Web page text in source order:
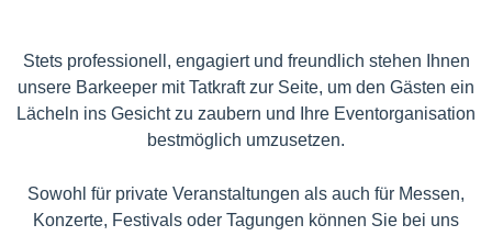
Stets professionell, engagiert und freundlich stehen Ihnen
unsere Barkeeper mit Tatkraft zur Seite, um den Gästen ein
Lächeln ins Gesicht zu zaubern und Ihre Eventorganisation
bestmöglich umzusetzen.
Sowohl für private Veranstaltungen als auch für Messen,
Konzerte, Festivals oder Tagungen können Sie bei uns